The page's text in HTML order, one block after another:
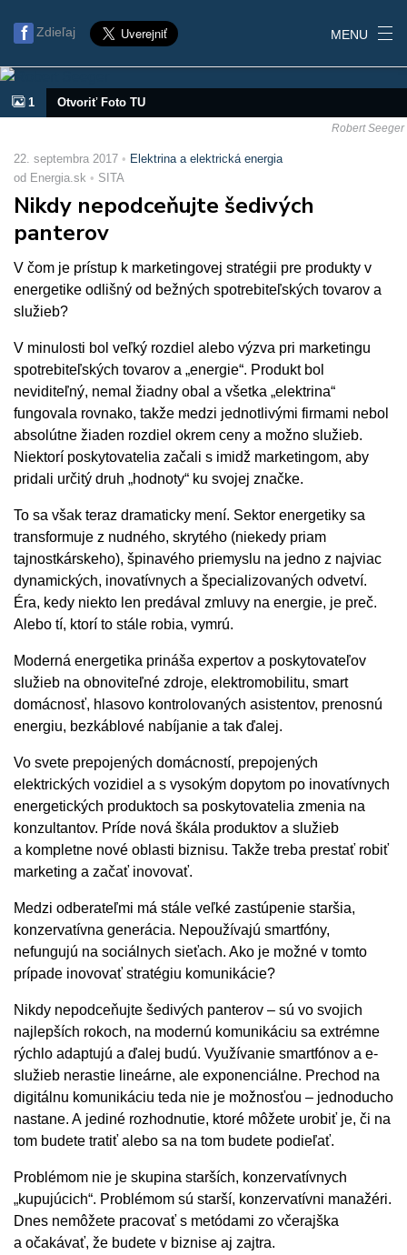
Zdieľaj MENU
1 Otvoriť Foto TU
Robert Seeger
22. septembra 2017
Elektrina a elektrická energia
od Energia.sk
SITA
Nikdy nepodceňujte šedivých
panterov
V čom je prístup k marketingovej stratégii pre produkty v
energetike odlišný od bežných spotrebiteľských tovarov a
služieb?
V minulosti bol veľký rozdiel alebo výzva pri marketingu
spotrebiteľských tovarov a „energie“. Produkt bol
neviditeľný, nemal žiadny obal a všetka „elektrina“
fungovala rovnako, takže medzi jednotlivými firmami nebol
absolútne žiaden rozdiel okrem ceny a možno služieb.
Niektorí poskytovatelia začali s imidž marketingom, aby
pridali určitý druh „hodnoty“ ku svojej značke.
To sa však teraz dramaticky mení. Sektor energetiky sa
transformuje z nudného, skrytého (niekedy priam
tajnostkárskeho), špinavého priemyslu na jedno z najviac
dynamických, inovatívnych a špecializovaných odvetví.
Éra, kedy niekto len predával zmluvy na energie, je preč.
Alebo tí, ktorí to stále robia, vymrú.
Moderná energetika prináša expertov a poskytovateľov
služieb na obnoviteľné zdroje, elektromobilitu, smart
domácnosť, hlasovo kontrolovaných asistentov, prenosnú
energiu, bezkáblové nabíjanie a tak ďalej.
Vo svete prepojených domácností, prepojených
elektrických vozidiel a s vysokým dopytom po inovatívnych
energetických produktoch sa poskytovatelia zmenia na
konzultantov. Príde nová škála produktov a služieb
a kompletne nové oblasti biznisu. Takže treba prestať robiť
marketing a začať inovovať.
Medzi odberateľmi má stále veľké zastúpenie staršia,
konzervatívna generácia. Nepoužívajú smartfóny,
nefungujú na sociálnych sieťach. Ako je možné v tomto
prípade inovovať stratégiu komunikácie?
Nikdy nepodceňujte šedivých panterov – sú vo svojich
najlepších rokoch, na modernú komunikáciu sa extrémne
rýchlo adaptujú a ďalej budú. Využívanie smartfónov a e-
služieb nerastie lineárne, ale exponenciálne. Prechod na
digitálnu komunikáciu teda nie je možnosťou – jednoducho
nastane. A jediné rozhodnutie, ktoré môžete urobiť je, či na
tom budete tratiť alebo sa na tom budete podieľať.
Problémom nie je skupina starších, konzervatívnych
„kupujúcich“. Problémom sú starší, konzervatívni manažéri.
Dnes nemôžete pracovať s metódami zo včerajška
a očakávať, že budete v biznise aj zajtra.